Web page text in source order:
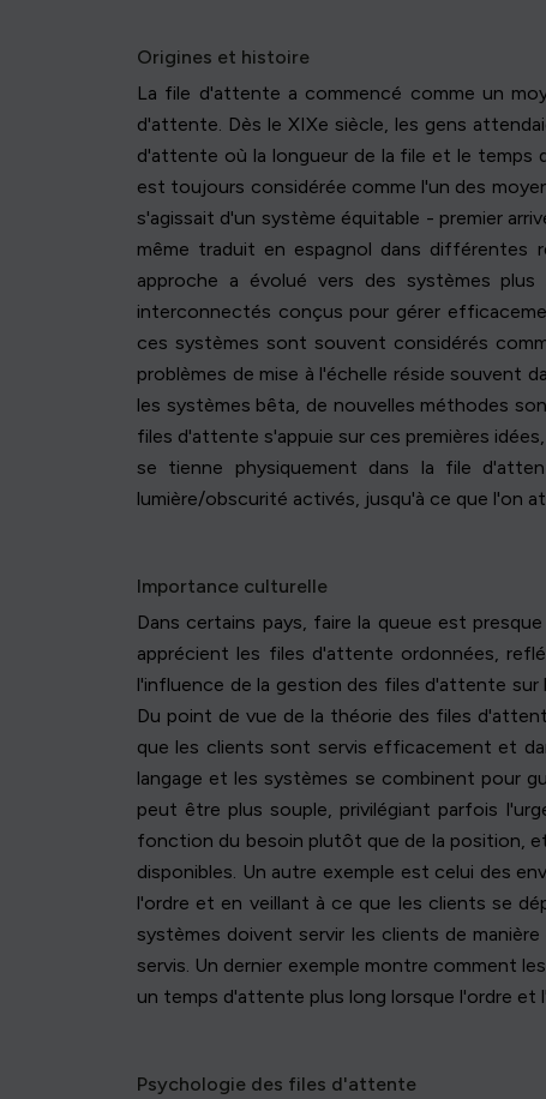
Origines et histoire
La file d'attente a commencé comme un
d'attente. Dès le XIXe siècle, les gens
d'attente où la longueur de la file et le temps
est toujours considérée comme l'un des
s'agissait d'un système équitable - premier
même traduit en espagnol dans
approche a évolué vers des systèmes
interconnectés conçus pour gérer
ces systèmes sont souvent considérés
problèmes de mise à l'échelle réside souvent
les systèmes bêta, de nouvelles méthodes
files d'attente s'appuie sur ces premières
se tienne physiquement dans la file
lumière/obscurité activés, jusqu'à ce que l'on
Importance culturelle
Dans certains pays, faire la queue est
apprécient les files d'attente ordonnées,
l'influence de la gestion des files d'attente
Du point de vue de la théorie des files
que les clients sont servis efficacement et
langage et les systèmes se combinent pour
peut être plus souple, privilégiant parfois
fonction du besoin plutôt que de la position,
disponibles. Un autre exemple est celui des
l'ordre et en veillant à ce que les clients se
systèmes doivent servir les clients de
servis. Un dernier exemple montre comment
un temps d'attente plus long lorsque l'ordre et
Psychologie des files d'attente